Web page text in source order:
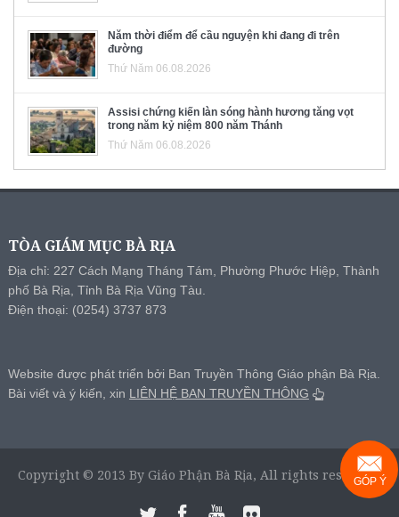
Năm thời điểm để cầu nguyện khi đang đi trên
đường
Thứ Năm 06.08.2026
Assisi chứng kiến làn sóng hành hương tăng vọt
trong năm kỷ niệm 800 năm Thánh
Thứ Năm 06.08.2026
TÒA GIÁM MỤC BÀ RỊA
Địa chỉ: 227 Cách Mạng Tháng Tám, Phường Phước Hiệp, Thành
phố Bà Rịa, Tỉnh Bà Rịa Vũng Tàu.
Điện thoại: (0254) 3737 873
Website được phát triển bởi Ban Truyền Thông Giáo phận Bà Rịa.
Bài viết và ý kiến, xin LIÊN HỆ BAN TRUYỀN THÔNG
Copyright © 2013 By Giáo Phận Bà Rịa, All rights reserved.
GÓP Ý